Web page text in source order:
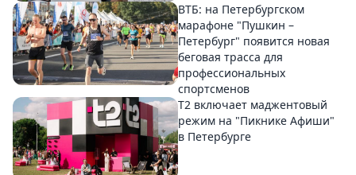
ВТБ: на Петербургском
марафоне "Пушкин –
Петербург" появится новая
беговая трасса для
профессиональных
спортсменов
Т2 включает маджентовый
режим на "Пикнике Афиши"
в Петербурге